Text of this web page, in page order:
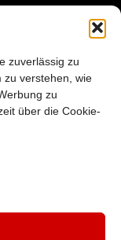
zuverlässig zu
zu verstehen, wie
zu
über die Cookie-